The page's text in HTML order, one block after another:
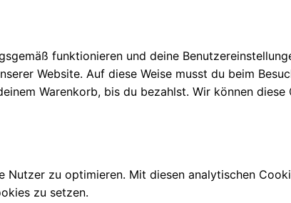
funktionieren und deine
Website. Auf diese Weise musst du beim
Warenkorb, bis du bezahlst. Wir können
zu optimieren. Mit diesen analytischen
zu setzen.